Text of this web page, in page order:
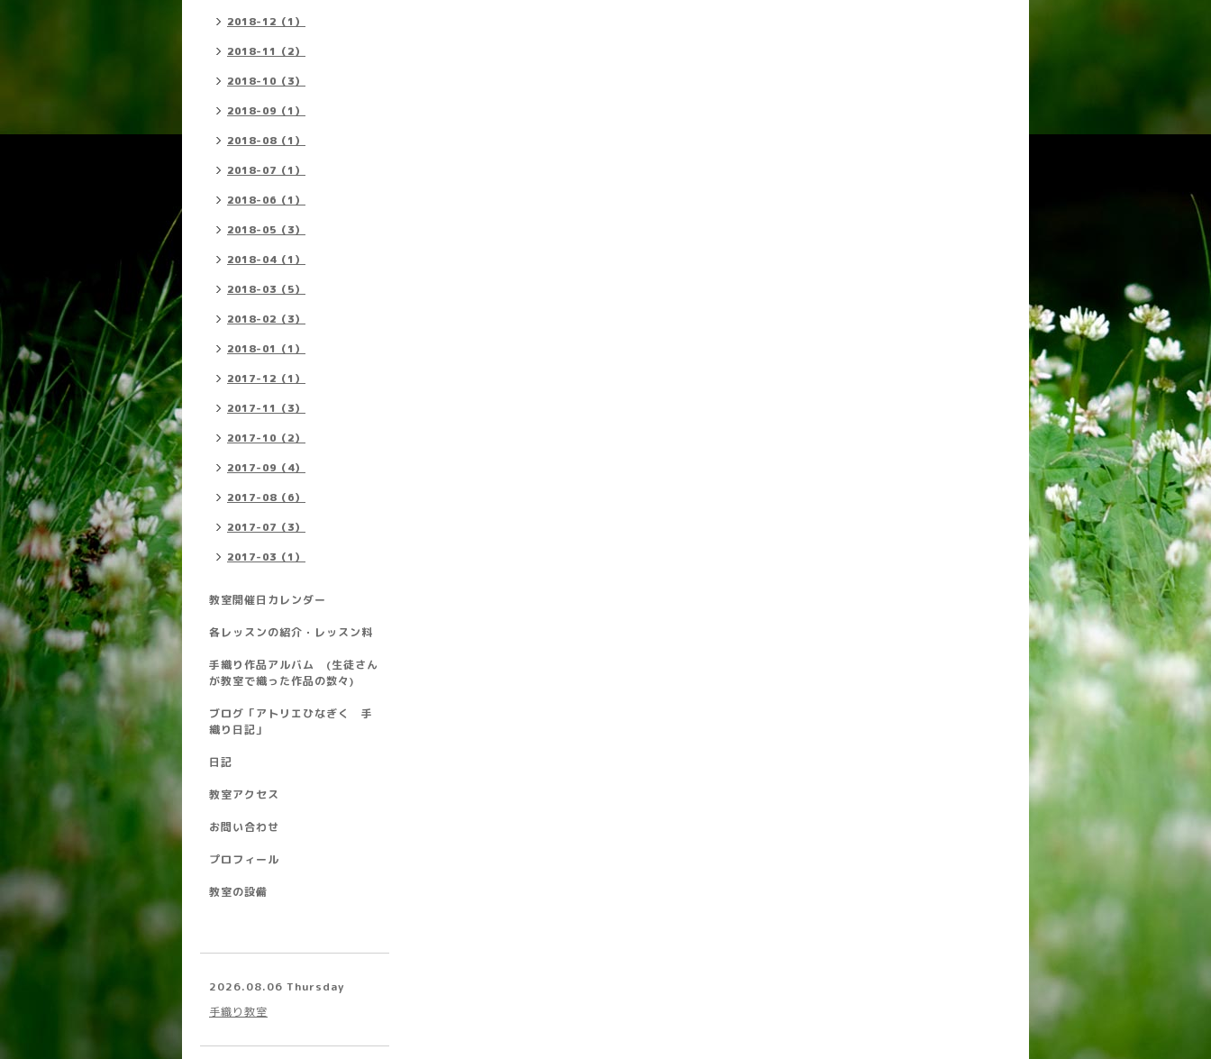
2018-12（1）
2018-11（2）
2018-10（3）
2018-09（1）
2018-08（1）
2018-07（1）
2018-06（1）
2018-05（3）
2018-04（1）
2018-03（5）
2018-02（3）
2018-01（1）
2017-12（1）
2017-11（3）
2017-10（2）
2017-09（4）
2017-08（6）
2017-07（3）
2017-03（1）
教室開催日カレンダー
各レッスンの紹介・レッスン料
手織り作品アルバム (生徒さん
が教室で織った作品の数々)
ブログ「アトリエひなぎく 手
織り日記」
日記
教室アクセス
お問い合わせ
プロフィール
教室の設備
2026.08.06 Thursday
手織り教室